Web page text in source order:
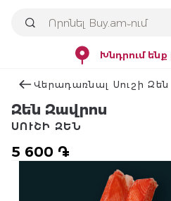
Խնդրում ենք
Վերադառնալ Սուշի Զեն
Զեն Զավրոս
5 600 ֏
ՍՈՒՇԻ ԶԵՆ